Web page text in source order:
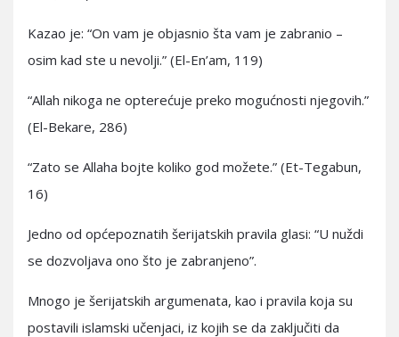
Kazao je: “On vam je objasnio šta vam je zabranio –
osim kad ste u nevolji.” (El-En’am, 119)
“Allah nikoga ne opterećuje preko mogućnosti njegovih.”
(El-Bekare, 286)
“Zato se Allaha bojte koliko god možete.” (Et-Tegabun,
16)
Jedno od općepoznatih šerijatskih pravila glasi: “U nuždi
se dozvoljava ono što je zabranjeno”.
Mnogo je šerijatskih argumenata, kao i pravila koja su
postavili islamski učenjaci, iz kojih se da zaključiti da